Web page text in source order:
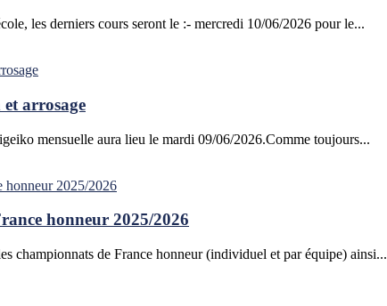
les derniers cours seront le :- mercredi 10/06/2026 pour le...
arrosage
mensuelle aura lieu le mardi 09/06/2026.Comme toujours...
honneur 2025/2026
championnats de France honneur (individuel et par équipe) ainsi...